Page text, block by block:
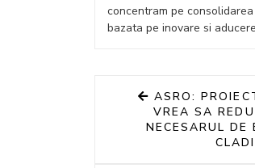
concentram pe
bazata pe inovare si
ASRO:
VREA SA
NECESARUL DE